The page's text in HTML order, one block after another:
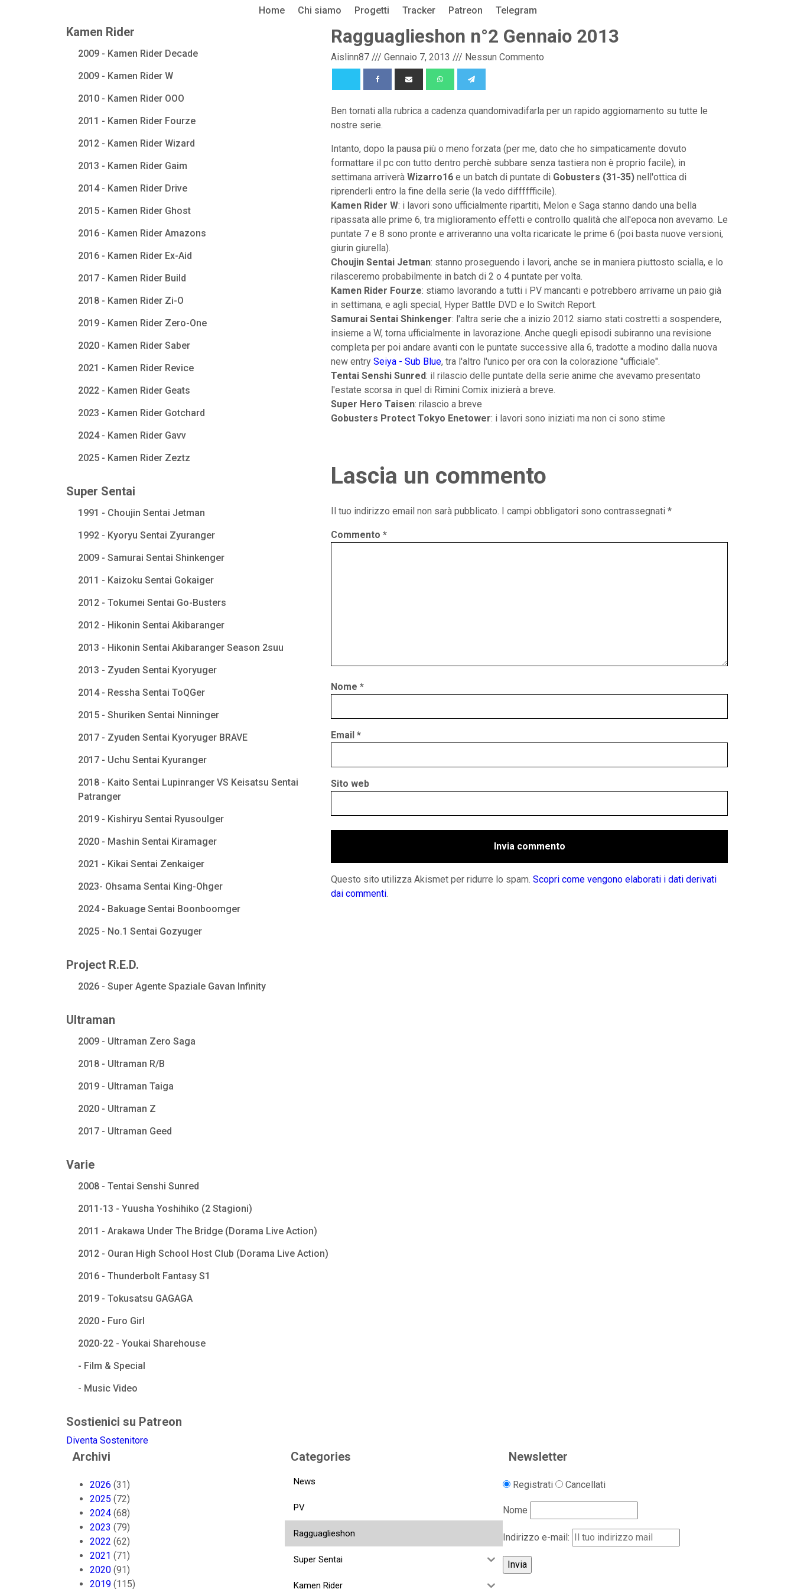
Home Chi siamo Progetti Tracker Patreon Telegram
Kamen Rider
2009 - Kamen Rider Decade
2009 - Kamen Rider W
2010 - Kamen Rider OOO
2011 - Kamen Rider Fourze
2012 - Kamen Rider Wizard
2013 - Kamen Rider Gaim
2014 - Kamen Rider Drive
2015 - Kamen Rider Ghost
2016 - Kamen Rider Amazons
2016 - Kamen Rider Ex-Aid
2017 - Kamen Rider Build
2018 - Kamen Rider Zi-O
2019 - Kamen Rider Zero-One
2020 - Kamen Rider Saber
2021 - Kamen Rider Revice
2022 - Kamen Rider Geats
2023 - Kamen Rider Gotchard
2024 - Kamen Rider Gavv
2025 - Kamen Rider Zeztz
Super Sentai
1991 - Choujin Sentai Jetman
1992 - Kyoryu Sentai Zyuranger
2009 - Samurai Sentai Shinkenger
2011 - Kaizoku Sentai Gokaiger
2012 - Tokumei Sentai Go-Busters
2012 - Hikonin Sentai Akibaranger
2013 - Hikonin Sentai Akibaranger Season 2suu
2013 - Zyuden Sentai Kyoryuger
2014 - Ressha Sentai ToQGer
2015 - Shuriken Sentai Ninninger
2017 - Zyuden Sentai Kyoryuger BRAVE
2017 - Uchu Sentai Kyuranger
2018 - Kaito Sentai Lupinranger VS Keisatsu Sentai
Patranger
2019 - Kishiryu Sentai Ryusoulger
2020 - Mashin Sentai Kiramager
2021 - Kikai Sentai Zenkaiger
2023- Ohsama Sentai King-Ohger
2024 - Bakuage Sentai Boonboomger
2025 - No.1 Sentai Gozyuger
Project R.E.D.
2026 - Super Agente Spaziale Gavan Infinity
Ultraman
2009 - Ultraman Zero Saga
2018 - Ultraman R/B
2019 - Ultraman Taiga
2020 - Ultraman Z
2017 - Ultraman Geed
Varie
2008 - Tentai Senshi Sunred
2011-13 - Yuusha Yoshihiko (2 Stagioni)
2011 - Arakawa Under The Bridge (Dorama Live Action)
2012 - Ouran High School Host Club (Dorama Live Action)
2016 - Thunderbolt Fantasy S1
2019 - Tokusatsu GAGAGA
2020 - Furo Girl
2020-22 - Youkai Sharehouse
- Film & Special
- Music Video
Sostienici su Patreon
Diventa Sostenitore
Ragguaglieshon n°2 Gennaio 2013
Aislinn87 /// Gennaio 7, 2013 /// Nessun Commento
Ben tornati alla rubrica a cadenza quandomivadifarla per un rapido aggiornamento su tutte le
nostre serie.
Intanto, dopo la pausa più o meno forzata (per me, dato che ho simpaticamente dovuto
formattare il pc con tutto dentro perchè subbare senza tastiera non è proprio facile), in
settimana arriverà Wizarro16 e un batch di puntate di Gobusters (31-35) nell'ottica di
riprenderli entro la fine della serie (la vedo difffffficile).
Kamen Rider W: i lavori sono ufficialmente ripartiti, Melon e Saga stanno dando una bella
ripassata alle prime 6, tra miglioramento effetti e controllo qualità che all'epoca non avevamo. Le
puntate 7 e 8 sono pronte e arriveranno una volta ricaricate le prime 6 (poi basta nuove versioni,
giurin giurella).
Choujin Sentai Jetman: stanno proseguendo i lavori, anche se in maniera piuttosto scialla, e lo
rilasceremo probabilmente in batch di 2 o 4 puntate per volta.
Kamen Rider Fourze: stiamo lavorando a tutti i PV mancanti e potrebbero arrivarne un paio già
in settimana, e agli special, Hyper Battle DVD e lo Switch Report.
Samurai Sentai Shinkenger: l'altra serie che a inizio 2012 siamo stati costretti a sospendere,
insieme a W, torna ufficialmente in lavorazione. Anche quegli episodi subiranno una revisione
completa per poi andare avanti con le puntate successive alla 6, tradotte a modino dalla nuova
new entry Seiya - Sub Blue, tra l'altro l'unico per ora con la colorazione "ufficiale".
Tentai Senshi Sunred: il rilascio delle puntate della serie anime che avevamo presentato
l'estate scorsa in quel di Rimini Comix inizierà a breve.
Super Hero Taisen: rilascio a breve
Gobusters Protect Tokyo Enetower: i lavori sono iniziati ma non ci sono stime
Lascia un commento
Il tuo indirizzo email non sarà pubblicato. I campi obbligatori sono contrassegnati *
Commento *
Nome *
Email *
Sito web
Questo sito utilizza Akismet per ridurre lo spam. Scopri come vengono elaborati i dati derivati
dai commenti.
Archivi
2026 (31)
2025 (72)
2024 (68)
2023 (79)
2022 (62)
2021 (71)
2020 (91)
2019 (115)
Categories
News
PV
Ragguaglieshon
Super Sentai
Kamen Rider
Newsletter
Registrati Cancellati
Nome
Indirizzo e-mail: